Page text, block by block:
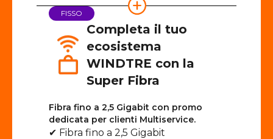
FISSO
Completa il tuo
ecosistema
WINDTRE con la
Super Fibra
Fibra fino a 2,5 Gigabit con promo
dedicata per clienti Multiservice.
✔ Fibra fino a 2,5 Gigabit